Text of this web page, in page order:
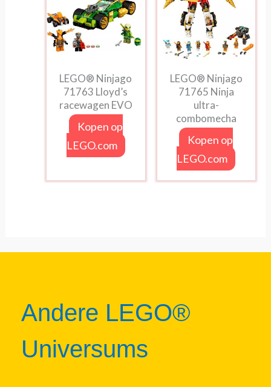
LEGO® Ninjago
71763 Lloyd’s
racewagen EVO
Kopen op
LEGO.com
LEGO® Ninjago
71765 Ninja
ultra-
combomecha
Kopen op
LEGO.com
Andere LEGO®
Universums